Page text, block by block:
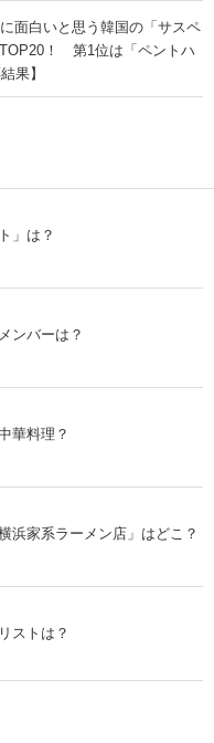
面白いと思う韓国の「サスペ
！ 第1位は「ペントハ
果】
」は？
ンバーは？
華料理？
浜家系ラーメン店」はどこ？
ストは？